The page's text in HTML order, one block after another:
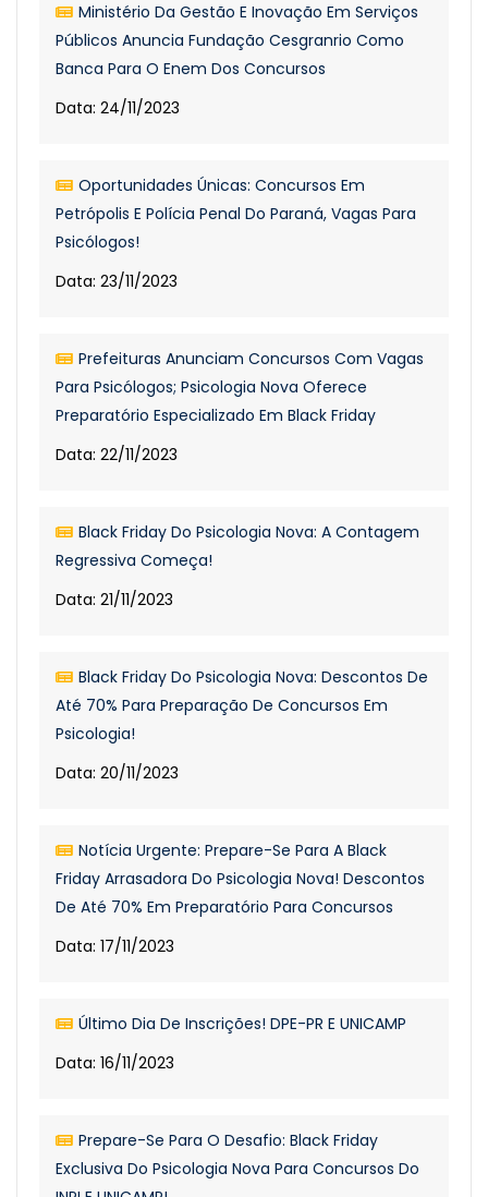
Ministério Da Gestão E Inovação Em Serviços
Públicos Anuncia Fundação Cesgranrio Como
Banca Para O Enem Dos Concursos
Data: 24/11/2023
Oportunidades Únicas: Concursos Em
Petrópolis E Polícia Penal Do Paraná, Vagas Para
Psicólogos!
Data: 23/11/2023
Prefeituras Anunciam Concursos Com Vagas
Para Psicólogos; Psicologia Nova Oferece
Preparatório Especializado Em Black Friday
Data: 22/11/2023
Black Friday Do Psicologia Nova: A Contagem
Regressiva Começa!
Data: 21/11/2023
Black Friday Do Psicologia Nova: Descontos De
Até 70% Para Preparação De Concursos Em
Psicologia!
Data: 20/11/2023
Notícia Urgente: Prepare-Se Para A Black
Friday Arrasadora Do Psicologia Nova! Descontos
De Até 70% Em Preparatório Para Concursos
Data: 17/11/2023
Último Dia De Inscrições! DPE-PR E UNICAMP
Data: 16/11/2023
Prepare-Se Para O Desafio: Black Friday
Exclusiva Do Psicologia Nova Para Concursos Do